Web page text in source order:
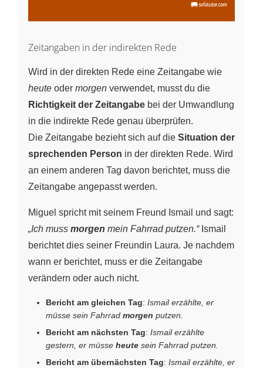
Zeitangaben in der indirekten Rede
Wird in der direkten Rede eine Zeitangabe wie
heute oder morgen verwendet, musst du die
Richtigkeit der Zeitangabe bei der Umwandlung
in die indirekte Rede genau überprüfen.
Die Zeitangabe bezieht sich auf die Situation der
sprechenden Person in der direkten Rede. Wird
an einem anderen Tag davon berichtet, muss die
Zeitangabe angepasst werden.
Miguel spricht mit seinem Freund Ismail und sagt:
„Ich muss morgen mein Fahrrad putzen.“Ismail
berichtet dies seiner Freundin Laura. Je nachdem
wann er berichtet, muss er die Zeitangabe
verändern oder auch nicht.
Bericht am gleichen Tag: Ismail erzählte, er
müsse sein Fahrrad morgen putzen.
Bericht am nächsten Tag: Ismail erzählte
gestern, er müsse heute sein Fahrrad putzen.
Bericht am übernächsten Tag: Ismail erzählte, er